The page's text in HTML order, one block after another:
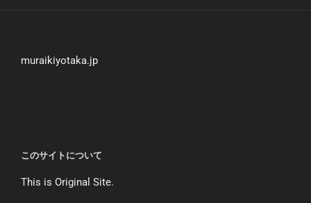
muraikiyotaka.jp
このサイトについて
This is Original Site.